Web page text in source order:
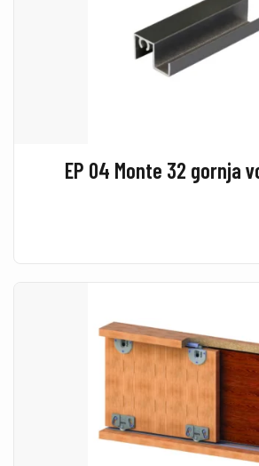
EP 04 Monte 32 gornja